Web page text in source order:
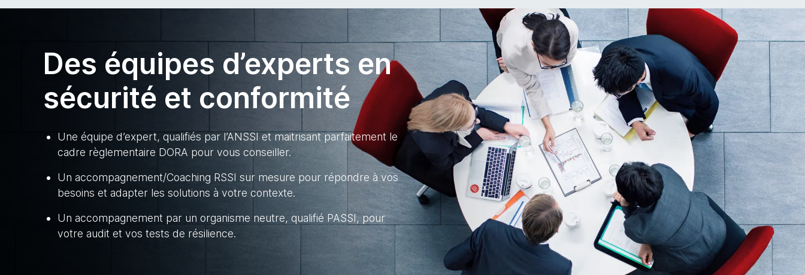
Des équipes d’experts en
sécurité et conformité
Une équipe d’expert, qualifiés par l’ANSSI et maitrisant parfaitement le
cadre règlementaire DORA pour vous conseiller.
Un accompagnement/Coaching RSSI sur mesure pour répondre à vos
besoins et adapter les solutions à votre contexte.
Un accompagnement par un organisme neutre, qualifié PASSI, pour
votre audit et vos tests de résilience.